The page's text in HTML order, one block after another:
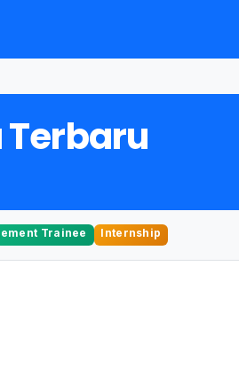
Terbaru
Trainee Internship